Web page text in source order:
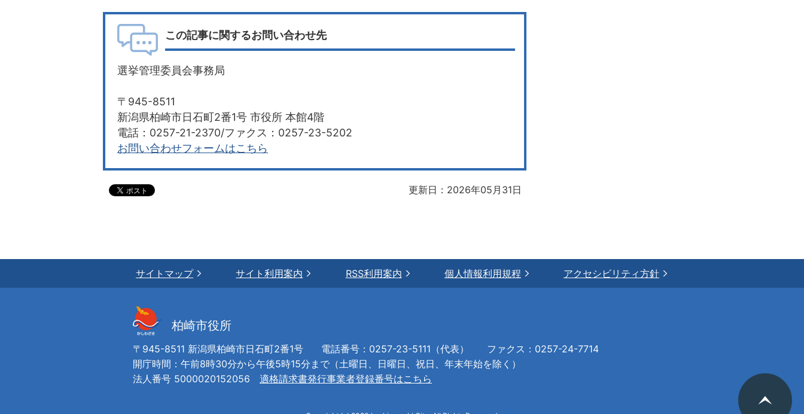
この記事に関するお問い合わせ先
選挙管理委員会事務局
〒945-8511
新潟県柏崎市日石町2番1号 市役所 本館4階
電話：0257-21-2370/ファクス：0257-23-5202
お問い合わせフォームはこちら
更新日：2026年05月31日
サイトマップ サイト利用案内 RSS利用案内 個人情報利用規程 アクセシビリティ方針
柏崎市役所
〒945-8511 新潟県柏崎市日石町2番1号 電話番号：0257-23-5111（代表）
ファクス：0257-24-7714
開庁時間：午前8時30分から午後5時15分まで（土曜日、日曜日、祝日、年末年始を除く）
法人番号 5000020152056 適格請求書発行事業者登録番号はこちら